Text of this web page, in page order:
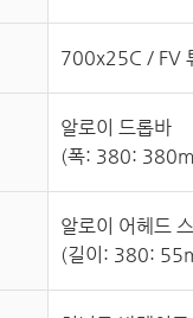
700x25C / FV
알로이 드롭바
(폭: 380:
알로이 어헤드
(길이: 380: